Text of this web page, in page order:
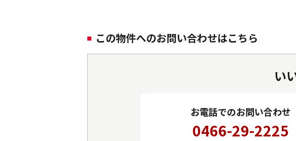
この物件へのお問い合わせはこちら
い
お電話でのお問い合わせ
0466-29-2225